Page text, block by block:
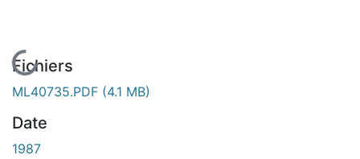
En cours de chargement...
Fichiers
ML40735.PDF (4.1 MB)
Date
1987